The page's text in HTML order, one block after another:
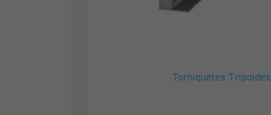
Torniquetes Tripoides